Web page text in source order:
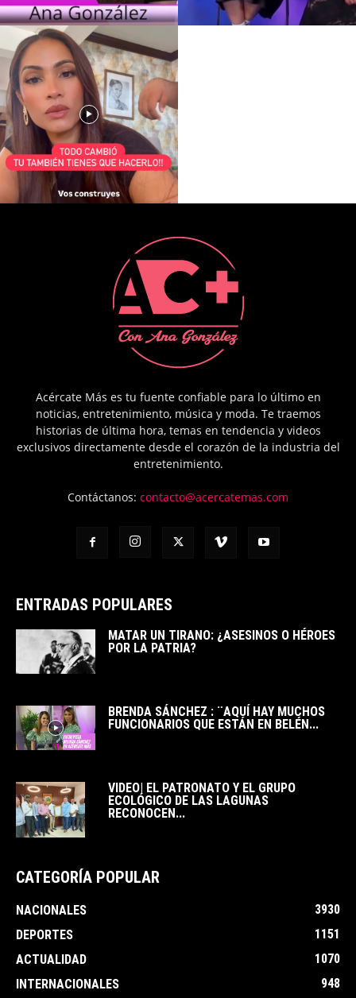
Acércate Más es tu fuente confiable para lo último en
noticias, entretenimiento, música y moda. Te traemos
historias de última hora, temas en tendencia y videos
exclusivos directamente desde el corazón de la industria del
entretenimiento.
Contáctanos: contacto@acercatemas.com
ENTRADAS POPULARES
MATAR UN TIRANO: ¿ASESINOS O HÉROES
POR LA PATRIA?
BRENDA SÁNCHEZ : ¨AQUÍ HAY MUCHOS
FUNCIONARIOS QUE ESTÁN EN BELÉN...
VIDEO| EL PATRONATO Y EL GRUPO
ECOLÓGICO DE LAS LAGUNAS
RECONOCEN...
CATEGORÍA POPULAR
NACIONALES
3930
DEPORTES
1151
ACTUALIDAD
1070
INTERNACIONALES
948